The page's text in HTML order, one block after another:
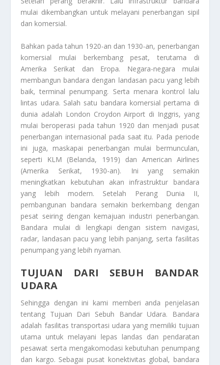
mulai dikembangkan untuk melayani penerbangan sipil
dan komersial.
Bahkan pada tahun 1920-an dan 1930-an, penerbangan
komersial mulai berkembang pesat, terutama di
Amerika Serikat dan Eropa. Negara-negara mulai
membangun bandara dengan landasan pacu yang lebih
baik, terminal penumpang. Serta menara kontrol lalu
lintas udara. Salah satu bandara komersial pertama di
dunia adalah London Croydon Airport di Inggris, yang
mulai beroperasi pada tahun 1920 dan menjadi pusat
penerbangan internasional pada saat itu. Pada periode
ini juga, maskapai penerbangan mulai bermunculan,
seperti KLM (Belanda, 1919) dan American Airlines
(Amerika Serikat, 1930-an). Ini yang semakin
meningkatkan kebutuhan akan infrastruktur bandara
yang lebih modern. Setelah Perang Dunia II,
pembangunan bandara semakin berkembang dengan
pesat seiring dengan kemajuan industri penerbangan.
Bandara mulai di lengkapi dengan sistem navigasi,
radar, landasan pacu yang lebih panjang, serta fasilitas
penumpang yang lebih nyaman.
TUJUAN DARI SEBUH BANDAR
UDARA
Sehingga dengan ini kami memberi anda penjelasan
tentang Tujuan Dari Sebuh Bandar Udara. Bandara
adalah fasilitas transportasi udara yang memiliki tujuan
utama untuk melayani lepas landas dan pendaratan
pesawat serta mengakomodasi kebutuhan penumpang
dan kargo. Sebagai pusat konektivitas global, bandara